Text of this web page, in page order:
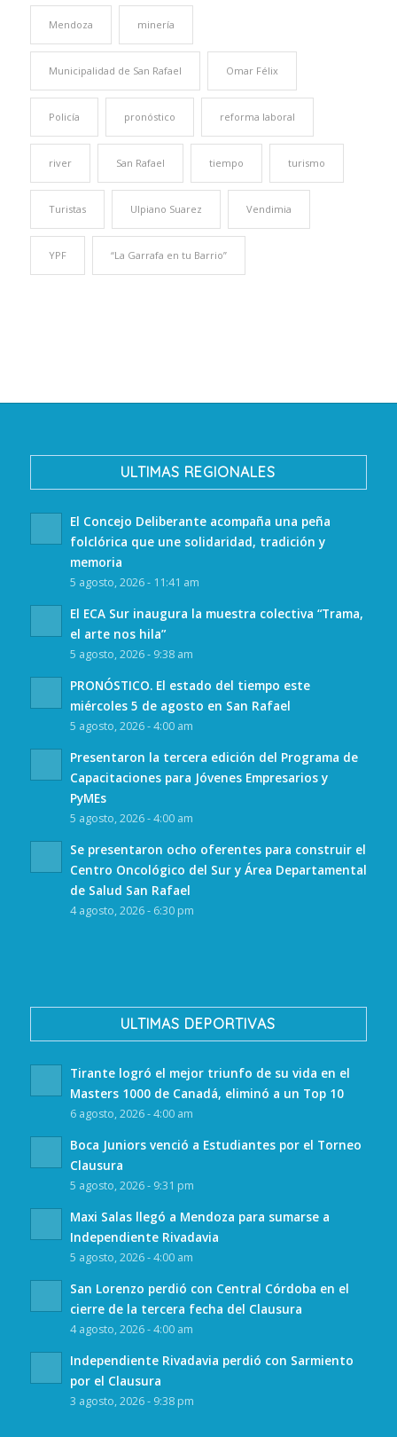
Mendoza minería
Municipalidad de San Rafael Omar Félix
Policía pronóstico reforma laboral
river San Rafael tiempo turismo
Turistas Ulpiano Suarez Vendimia
YPF “La Garrafa en tu Barrio”
ULTIMAS REGIONALES
El Concejo Deliberante acompaña una peña
folclórica que une solidaridad, tradición y
memoria
5 agosto, 2026 - 11:41 am
El ECA Sur inaugura la muestra colectiva “Trama,
el arte nos hila”
5 agosto, 2026 - 9:38 am
PRONÓSTICO. El estado del tiempo este
miércoles 5 de agosto en San Rafael
5 agosto, 2026 - 4:00 am
Presentaron la tercera edición del Programa de
Capacitaciones para Jóvenes Empresarios y
PyMEs
5 agosto, 2026 - 4:00 am
Se presentaron ocho oferentes para construir el
Centro Oncológico del Sur y Área Departamental
de Salud San Rafael
4 agosto, 2026 - 6:30 pm
ULTIMAS DEPORTIVAS
Tirante logró el mejor triunfo de su vida en el
Masters 1000 de Canadá, eliminó a un Top 10
6 agosto, 2026 - 4:00 am
Boca Juniors venció a Estudiantes por el Torneo
Clausura
5 agosto, 2026 - 9:31 pm
Maxi Salas llegó a Mendoza para sumarse a
Independiente Rivadavia
5 agosto, 2026 - 4:00 am
San Lorenzo perdió con Central Córdoba en el
cierre de la tercera fecha del Clausura
4 agosto, 2026 - 4:00 am
Independiente Rivadavia perdió con Sarmiento
por el Clausura
3 agosto, 2026 - 9:38 pm